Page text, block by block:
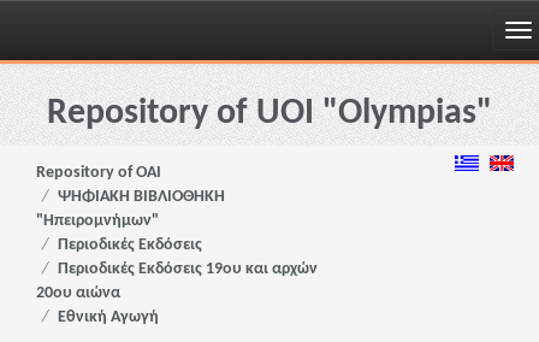
Skip
navigationRepository of UOI "Olympias"
Repository of OAI
ΨΗΦΙΑΚΗ ΒΙΒΛΙΟΘΗΚΗ
"Ηπειρομνήμων"
Περιοδικές Εκδόσεις
Περιοδικές Εκδόσεις 19ου και αρχών
20ου αιώνα
Εθνική Αγωγή